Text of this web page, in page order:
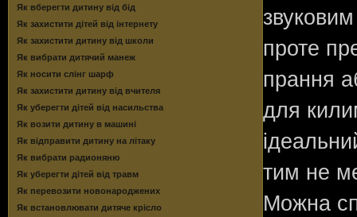
Як вберегти дитину від бід
Як захистити дітей від інтернету
Як захистити дитину від школи
Як вибрати дитячий манеж
Як носити слінг шарф
Як захистити дитину від вчителя
Як уберегти дітей від насильства
Як возити дитину в машині
Як відправити дитину на літаку
Як вибрати радионяню
Як уберегти дітей від травм
Як перевозити новонароджених
Як встановлювати дитяче крісло
проте
прання
для
тим не
Можна